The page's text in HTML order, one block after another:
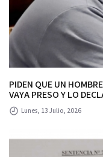
PIDEN QUE UN
VAYA PRESO Y LO
Lunes, 13 Julio, 2026